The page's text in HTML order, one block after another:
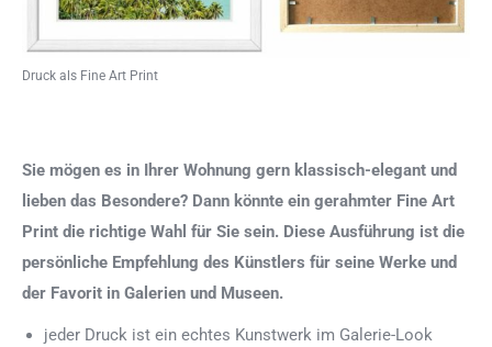
Druck als Fine Art Print
Sie mögen es in Ihrer Wohnung gern klassisch-elegant und
lieben das Besondere? Dann könnte ein gerahmter Fine Art
Print die richtige Wahl für Sie sein. Diese Ausführung ist die
persönliche Empfehlung des Künstlers für seine Werke und
der Favorit in Galerien und Museen.
jeder Druck ist ein echtes Kunstwerk im Galerie-Look